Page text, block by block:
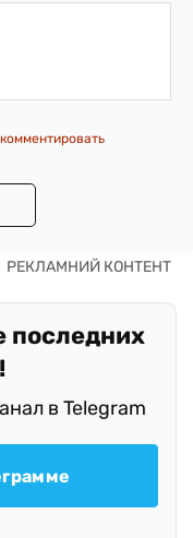
последних
в Telegram